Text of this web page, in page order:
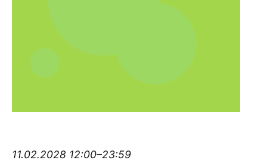
11.02.2028 12:00–23:59